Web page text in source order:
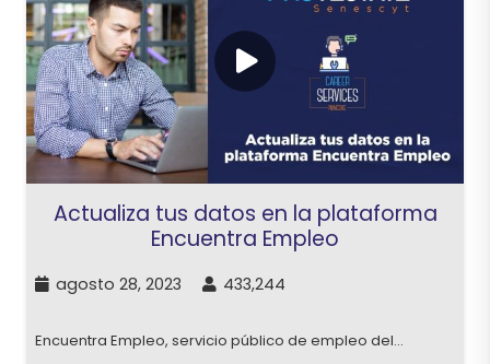
Actualiza tus datos en la plataforma
Encuentra Empleo
agosto 28, 2023 433,244
Encuentra Empleo, servicio público de empleo del…